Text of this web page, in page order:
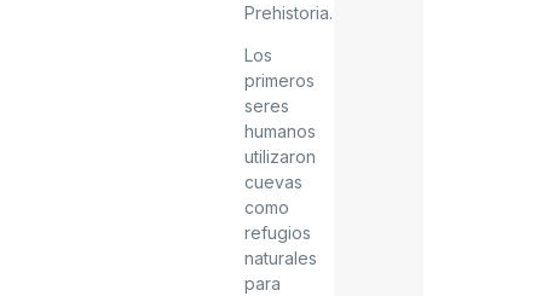
Prehistoria.
Los
primeros
seres
humanos
utilizaron
cuevas
como
refugios
naturales
para